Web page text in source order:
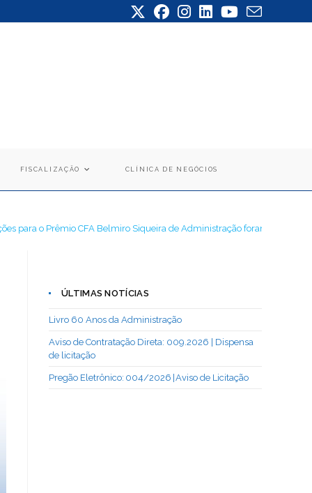
FISCALIZAÇÃO CLÍNICA DE NEGÓCIOS
para o Prêmio CFA Belmiro Siqueira de Administração foram
ÚLTIMAS NOTÍCIAS
Livro 60 Anos da Administração
Aviso de Contratação Direta: 009.2026 | Dispensa
de licitação
Pregão Eletrônico: 004/2026 | Aviso de Licitação